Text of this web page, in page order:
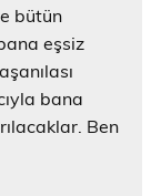
bütün
eşsiz
bana
Ben